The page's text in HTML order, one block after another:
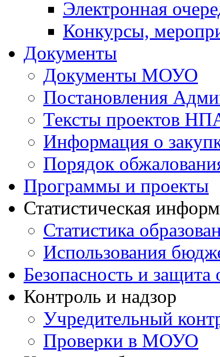
Электронная
Конкурсы,
Документы
Документы МОУО
Постановления
Тексты проектов
Информация о
Порядок
Программы и проекты
Статистическая
Статистика
Использования
Безопасность и
Контроль и надзор
Учредительный
Проверки в МОУО